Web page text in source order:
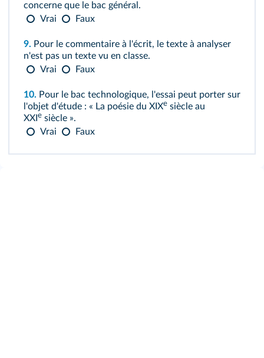
concerne que le bac général.
Vrai
Faux
9. Pour le commentaire à l'écrit, le texte à analyser
n'est pas un texte vu en classe.
Vrai
Faux
10. Pour le bac technologique, l'essai peut porter sur
l'objet d'étude : « La poésie du XIXe siècle au
XXI e siècle ».
Vrai
Faux